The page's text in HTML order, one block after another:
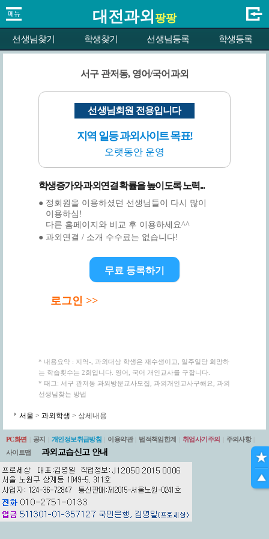
대전과외 팡팡
선생님찾기 학생찾기 선생님등록 학생등록
서구 관저동, 영어/국어과외
선생님회원 전용입니다
지역 일등 과외사이트 목표!
오랫동안 운영
학생증가와 과외연결 확률을 높이도록 노력...
● 정회원을 이용하셨던 선생님들이 다시 많이
이용하심!
다른 홈페이지와 비교 후 이용하세요^^
● 과외연결 / 소개 수수료는 없습니다!
무료 등록하기
로그인 >>
* 내용요약 : 지역-, 과외대상 학생은 재수생이고, 일주일당 희망하
는 학습횟수는 2회입니다. 영어, 국어 개인교사를 구합니다.
* 태그: 서구 관저동 과외방문교사모집, 과외개인교사구해요, 과외
선생님찾는 방법
서울 > 과외학생 > 상세내용
PC화면 공지 개인정보취급방침 이용약관 법적책임한계 취업사기주의 주의사항
사이트맵
과외교습신고 안내